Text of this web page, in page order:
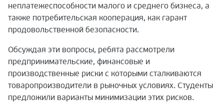
неплатежеспособности малого и среднего бизнеса, а
также потребительская кооперация, как гарант
продовольственной безопасности.
Обсуждая эти вопросы, ребята рассмотрели
предпринимательские, финансовые и
производственные риски с которыми сталкиваются
товаропроизводители в рыночных условиях. Студенты
предложили варианты минимизации этих рисков.